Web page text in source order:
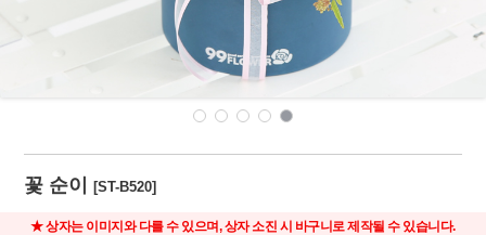
꽃 순이[ST-B520]
★ 상자는 이미지와 다를 수 있으며, 상자 소진 시 바구니로 제작될 수 있습니다.